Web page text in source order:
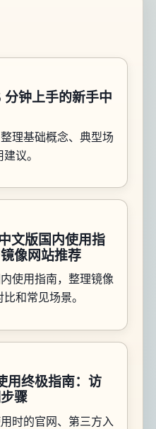
钟上手的新手中
理基础概念、典型场
议。
文版国内使用指
像网站推荐
使用指南，整理镜像
和常见场景。
用终极指南：访
骤
时的官网、第三方入